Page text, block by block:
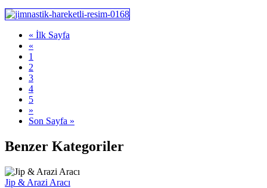
« İlk Sayfa
«
1
2
3
4
5
»
Son Sayfa »
Benzer Kategoriler
Jip & Arazi Aracı